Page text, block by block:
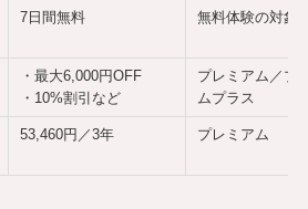
7日間無料 無料体験の対象
・最大6,000円OFF
・10%割引など
プレミアム／プ
ムプラス
53,460円／3年 プレミアム